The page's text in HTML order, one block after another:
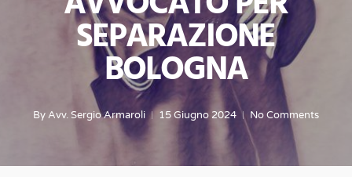
SEPARAZIONE
BOLOGNA
ByAvv. Sergio Armaroli 15 Giugno 2024 No Comments